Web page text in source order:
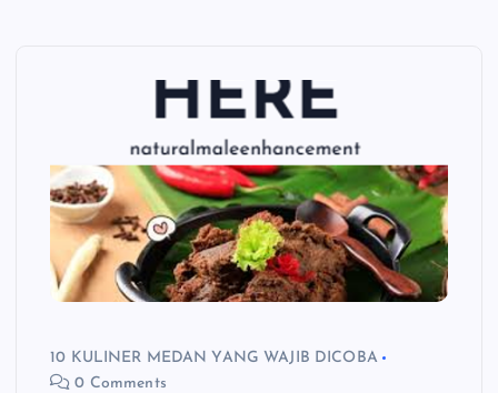
10 KULINER MEDAN YANG WAJIB DICOBA
0 Comments